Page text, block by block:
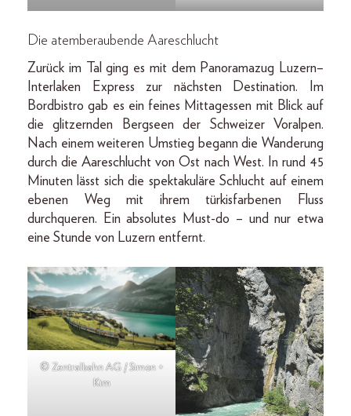
Die atemberaubende Aareschlucht
Zurück im Tal ging es mit dem Panoramazug Luzern–
Interlaken Express zur nächsten Destination. Im
Bordbistro gab es ein feines Mittagessen mit Blick auf
die glitzernden Bergseen der Schweizer Voralpen.
Nach einem weiteren Umstieg begann die Wanderung
durch die Aareschlucht von Ost nach West. In rund 45
Minuten lässt sich die spektakuläre Schlucht auf einem
ebenen Weg mit ihrem türkisfarbenen Fluss
durchqueren. Ein absolutes Must-do – und nur etwa
eine Stunde von Luzern entfernt.
© Zentralbahn AG / Simon +
Kim